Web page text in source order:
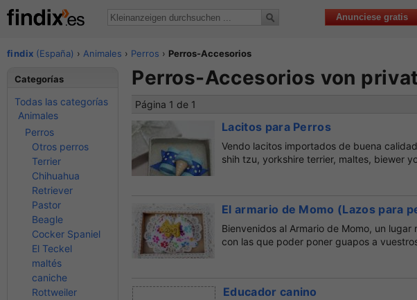
Anunciese gratis
findix (España) › Animales › Perros › Perros-Accesorios
Perros-Accesorios von
Página 1 de 1
Lacitos para Perros
Vendo lacitos importados de buena
shih tzu, yorkshire terrier, maltes, biewer
El armario de Momo (Lazos para
Bienvenidos al Armario de Momo, un
con las que poder poner guapos a
Educador canino
Categorías
Todas las categorías
Animales
Perros
Otros perros
Terrier
Chihuahua
Retriever
Pastor
Beagle
Cocker Spaniel
El Teckel
maltés
caniche
Rottweiler